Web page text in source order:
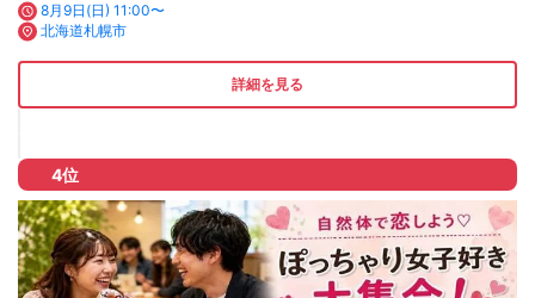
8月9日(日) 11:00〜
北海道札幌市
詳細を見る
4位